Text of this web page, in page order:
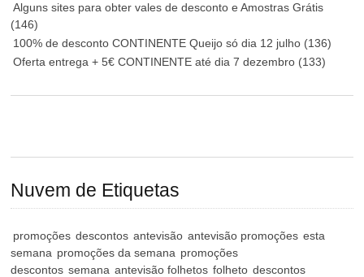
Alguns sites para obter vales de desconto e Amostras Grátis
(146)
100% de desconto CONTINENTE Queijo só dia 12 julho (136)
Oferta entrega + 5€ CONTINENTE até dia 7 dezembro (133)
Nuvem de Etiquetas
promoções descontos antevisão antevisão promoções esta
semana promoções da semana promoções
descontos semana antevisão folhetos folheto descontos